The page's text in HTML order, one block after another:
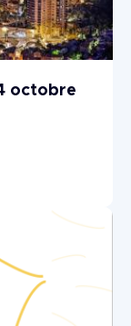
octobre